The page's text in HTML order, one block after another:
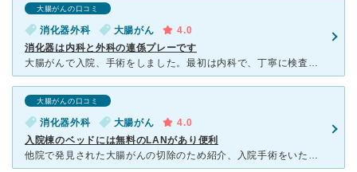
大腸がんの口コミ
消化器外科 大腸がん
4.0
消化器は内科と外科の連係プレーです
大腸がんで入院、手術をしました。最初は内科で、丁寧に検査をしてもらい、結果、外科的手術が必要ということになって、外科に回されました。主治医が変わることには抵抗がありましたが、この病院は「消化器センター
大腸がんの口コミ
消化器外科 大腸がん
4.0
入院棟のベッドには無料のLANがあり便利
他院で発見された大腸がんの切除のため紹介、入院手術をいたしました。 点滴のルートを取る際に二度失敗されて痛みで恐怖に震え上がっていたら、血管の専門の医師がきて痛み止め併用で上手に取ってくださいました